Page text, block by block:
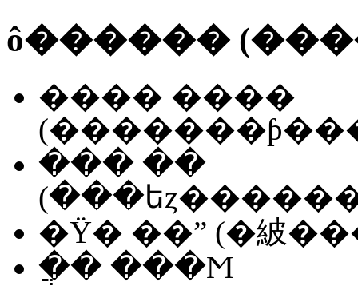
ô������
���� ����
��� ��
�Ÿ� ��ˮ (�紴
�ֲ� ���Ϻ